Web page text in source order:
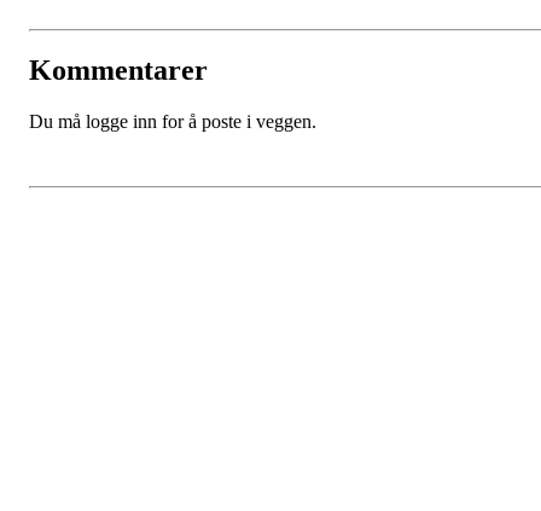
Kommentarer
Du må logge inn for å poste i veggen.